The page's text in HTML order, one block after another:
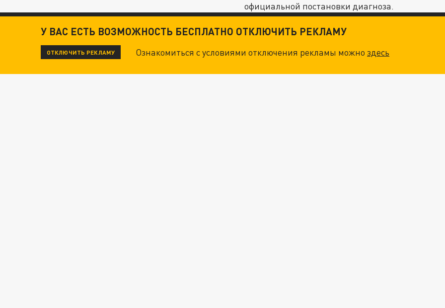
официальной постановки диагноза.
У ВАС ЕСТЬ ВОЗМОЖНОСТЬ БЕСПЛАТНО ОТКЛЮЧИТЬ РЕКЛАМУ
ОТКЛЮЧИТЬ РЕКЛАМУ Ознакомиться с условиями отключения рекламы можноздесь